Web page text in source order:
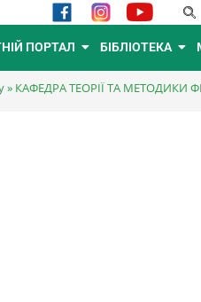
ПОРТАЛ БІБЛІОТЕКА
» КАФЕДРА ТЕОРІЇ ТА МЕТОДИКИ